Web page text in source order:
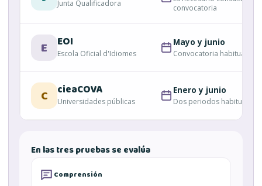
Junta Qualificadora
convocatoria
E EOI
Escola Oficial d'Idiomes
Mayo y junio
Convocatoria habitual
C cieaCOVA
Universidades públicas
Enero y junio
Dos periodos habituales
En las tres pruebas se evalúa
Comprensión